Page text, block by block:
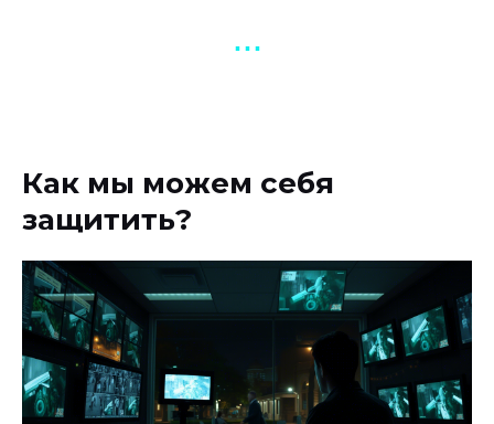
▪︎ ▪︎ ▪︎
Как мы можем себя
защитить?